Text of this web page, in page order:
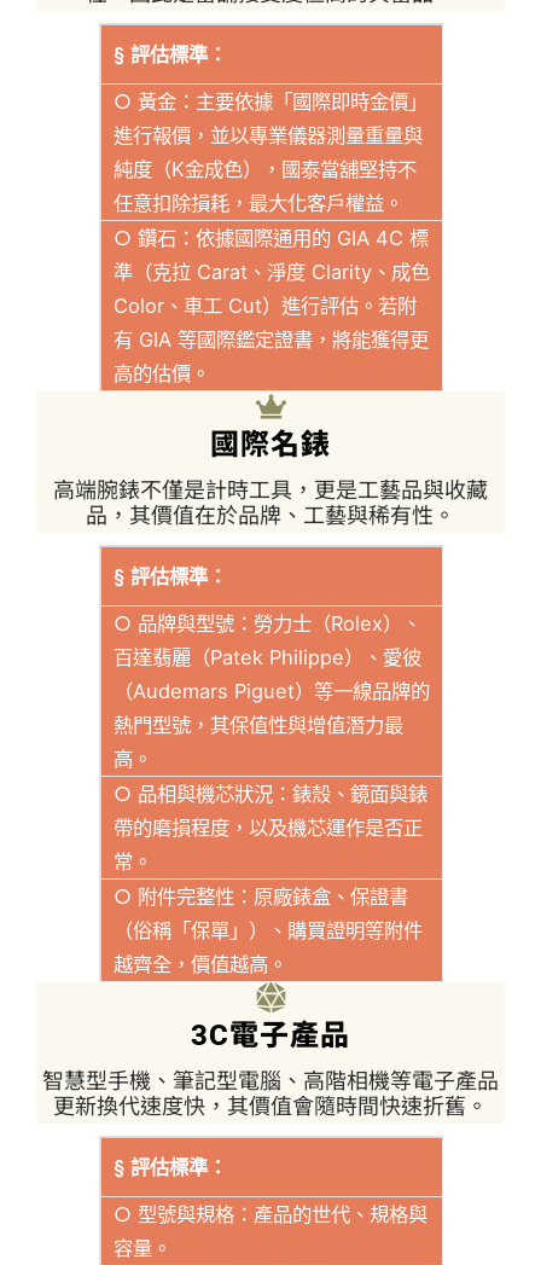
§ 評估標準：
○ 黃金：主要依據「國際即時金價」
進行報價，並以專業儀器測量重量與
純度（K金成色），國泰當舖堅持不
任意扣除損耗，最大化客戶權益。
○ 鑽石：依據國際通用的 GIA 4C 標
準（克拉 Carat、淨度 Clarity、成色
Color、車工 Cut）進行評估。若附
有 GIA 等國際鑑定證書，將能獲得更
高的估價。
國際名錶
高端腕錶不僅是計時工具，更是工藝品與收藏
品，其價值在於品牌、工藝與稀有性。
§ 評估標準：
○ 品牌與型號：勞力士（Rolex）、
百達翡麗（Patek Philippe）、愛彼
（Audemars Piguet）等一線品牌的
熱門型號，其保值性與增值潛力最
高。
○ 品相與機芯狀況：錶殼、鏡面與錶
帶的磨損程度，以及機芯運作是否正
常。
○ 附件完整性：原廠錶盒、保證書
（俗稱「保單」）、購買證明等附件
越齊全，價值越高。
3C電子產品
智慧型手機、筆記型電腦、高階相機等電子產品
更新換代速度快，其價值會隨時間快速折舊。
§ 評估標準：
○ 型號與規格：產品的世代、規格與
容量。